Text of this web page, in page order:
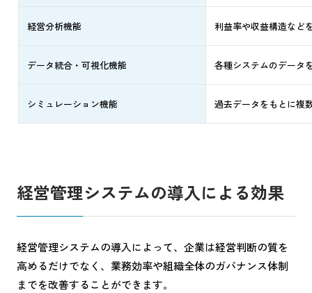
経営分析機能 利益率や収益構造など
データ統合・可視化機能 各種システムのデータ
シミュレーション機能 過去データをもとに複
経営管理システムの導入による効果
経営管理システムの導入によって、企業は経営判断の質を
高めるだけでなく、業務効率や組織全体のガバナンス体制
までを改善することができます。